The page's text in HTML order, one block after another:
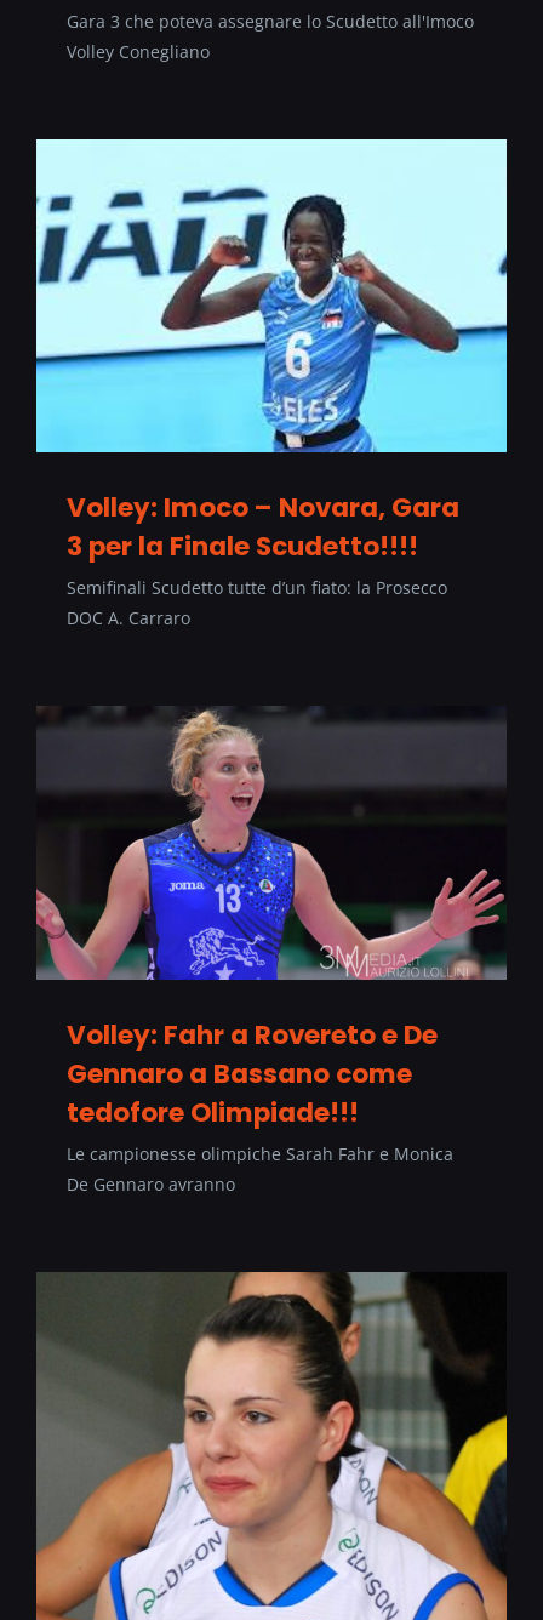
Gara 3 che poteva assegnare lo Scudetto all'Imoco
Volley Conegliano
Volley: Imoco – Novara, Gara
3 per la Finale Scudetto!!!!
Semifinali Scudetto tutte d’un fiato: la Prosecco
DOC A. Carraro
Volley: Fahr a Rovereto e De
Gennaro a Bassano come
tedofore Olimpiade!!!
Le campionesse olimpiche Sarah Fahr e Monica
De Gennaro avranno